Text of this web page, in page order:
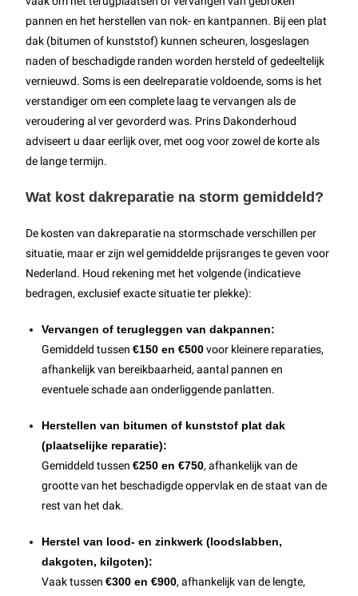
pannen en het herstellen van nok- en kantpannen. Bij een plat
dak (bitumen of kunststof) kunnen scheuren, losgeslagen
naden of beschadigde randen worden hersteld of gedeeltelijk
vernieuwd. Soms is een deelreparatie voldoende, soms is het
verstandiger om een complete laag te vervangen als de
veroudering al ver gevorderd was. Prins Dakonderhoud
adviseert u daar eerlijk over, met oog voor zowel de korte als
de lange termijn.
Wat kost dakreparatie na storm gemiddeld?
De kosten van dakreparatie na stormschade verschillen per
situatie, maar er zijn wel gemiddelde prijsranges te geven voor
Nederland. Houd rekening met het volgende (indicatieve
bedragen, exclusief exacte situatie ter plekke):
Vervangen of terugleggen van dakpannen:
Gemiddeld tussen€150 en €500voor kleinere reparaties,
afhankelijk van bereikbaarheid, aantal pannen en
eventuele schade aan onderliggende panlatten.
Herstellen van bitumen of kunststof plat dak
(plaatselijke reparatie):
Gemiddeld tussen€250 en €750, afhankelijk van de
grootte van het beschadigde oppervlak en de staat van de
rest van het dak.
Herstel van lood- en zinkwerk (loodslabben,
dakgoten, kilgoten):
Vaak tussen€300 en €900, afhankelijk van de lengte,